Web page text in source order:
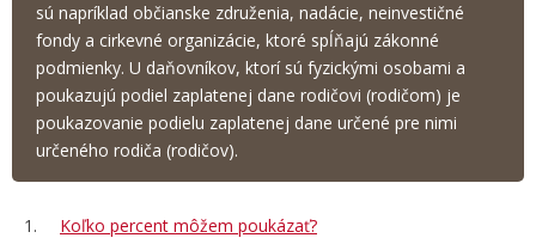
sú napríklad občianske združenia, nadácie, neinvestičné
fondy a cirkevné organizácie, ktoré spĺňajú zákonné
podmienky. U daňovníkov, ktorí sú fyzickými osobami a
poukazujú podiel zaplatenej dane rodičovi (rodičom) je
poukazovanie podielu zaplatenej dane určené pre nimi
určeného rodiča (rodičov).
Koľko percent môžem poukázať?